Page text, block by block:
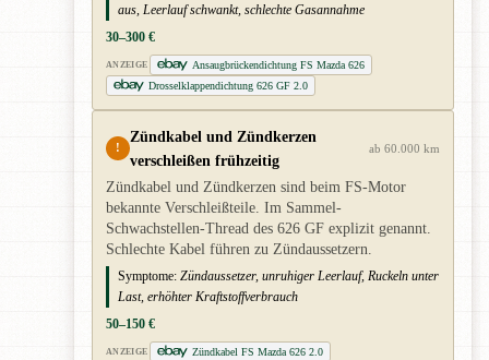
aus, Leerlauf schwankt, schlechte Gasannahme
30–300 €
ANZEIGE
Ansaugbrückendichtung FS Mazda 626
Drosselklappendichtung 626 GF 2.0
!
Zündkabel und Zündkerzen
verschleißen frühzeitig
ab 60.000 km
Zündkabel und Zündkerzen sind beim FS-Motor
bekannte Verschleißteile. Im Sammel-
Schwachstellen-Thread des 626 GF explizit genannt.
Schlechte Kabel führen zu Zündaussetzern.
Symptome: Zündaussetzer, unruhiger Leerlauf, Ruckeln unter
Last, erhöhter Kraftstoffverbrauch
50–150 €
ANZEIGE
Zündkabel FS Mazda 626 2.0